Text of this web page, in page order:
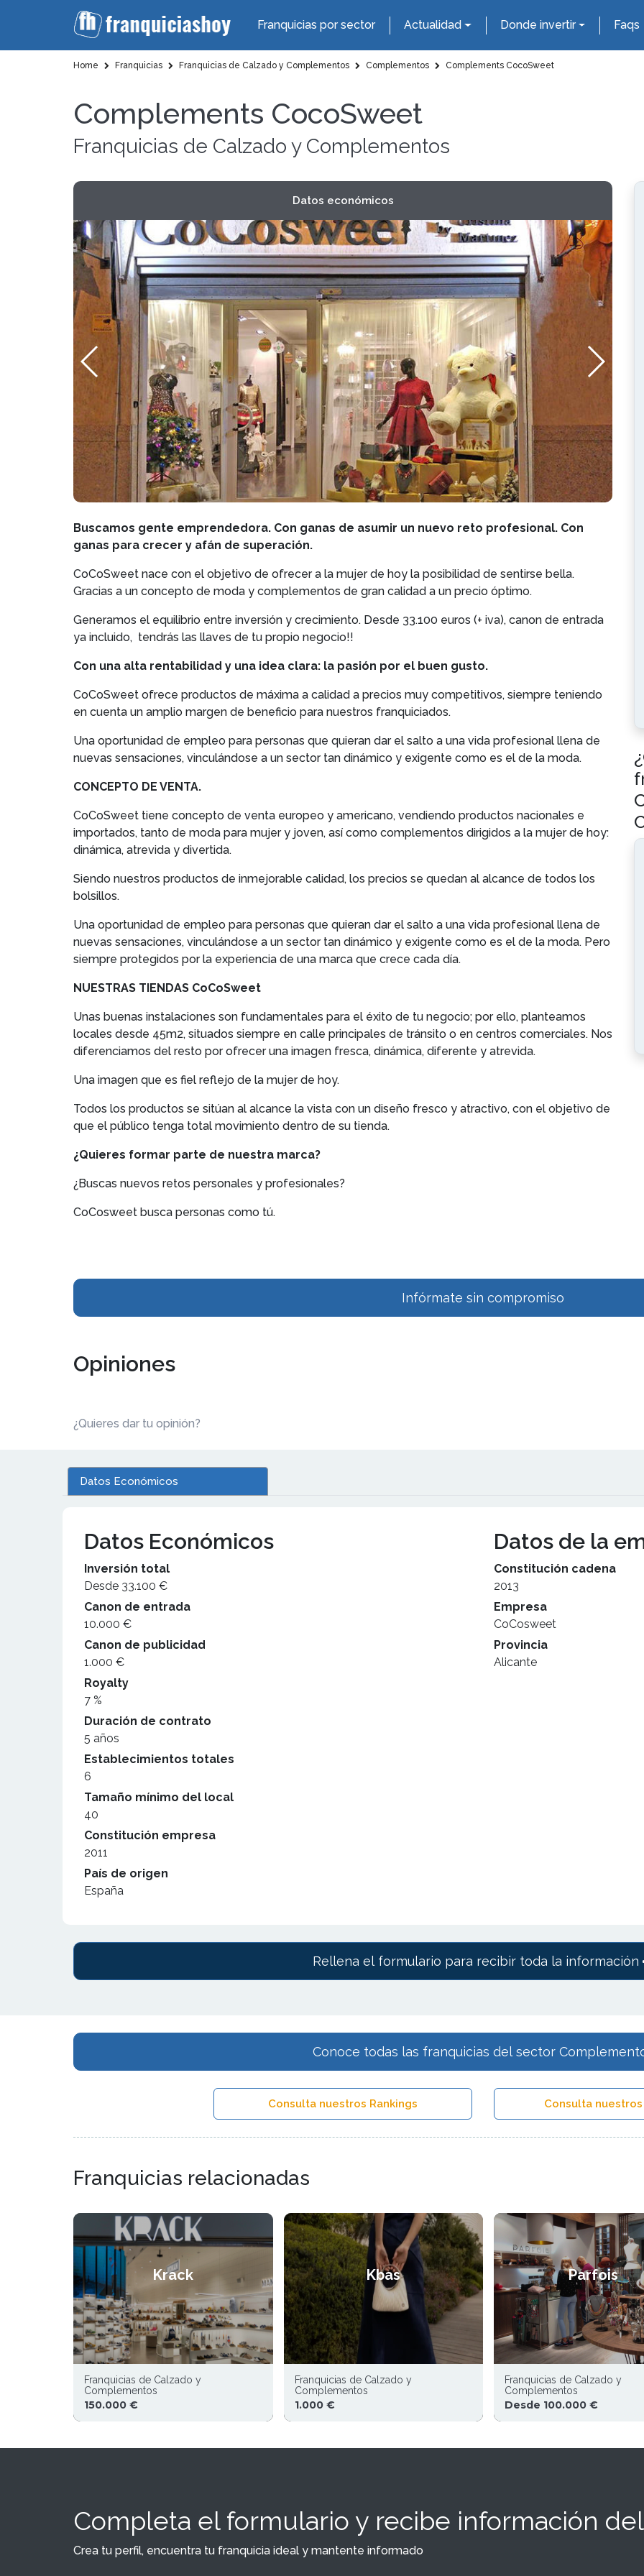
Franquicias por sector Actualidad Donde invertir Faqs
Home Franquicias Franquicias de Calzado y Complementos Complementos Complements CocoSweet
Complements CocoSweet
Franquicias de Calzado y Complementos
Datos económicos
Buscamos gente emprendedora. Con ganas de asumir un nuevo reto profesional. Con
ganas para crecer y afán de superación.
CoCoSweet nace con el objetivo de ofrecer a la mujer de hoy la posibilidad de sentirse bella.
Gracias a un concepto de moda y complementos de gran calidad a un precio óptimo.
Generamos el equilibrio entre inversión y crecimiento. Desde 33.100 euros (+ iva), canon de entrada
ya incluido, tendrás las llaves de tu propio negocio!!
Con una alta rentabilidad y una idea clara: la pasión por el buen gusto.
CoCoSweet ofrece productos de máxima a calidad a precios muy competitivos, siempre teniendo
en cuenta un amplio margen de beneficio para nuestros franquiciados.
Una oportunidad de empleo para personas que quieran dar el salto a una vida profesional llena de
nuevas sensaciones, vinculándose a un sector tan dinámico y exigente como es el de la moda.
CONCEPTO DE VENTA.
CoCoSweet tiene concepto de venta europeo y americano, vendiendo productos nacionales e
importados, tanto de moda para mujer y joven, así como complementos dirigidos a la mujer de hoy:
dinámica, atrevida y divertida.
Siendo nuestros productos de inmejorable calidad, los precios se quedan al alcance de todos los
bolsillos.
Una oportunidad de empleo para personas que quieran dar el salto a una vida profesional llena de
nuevas sensaciones, vinculándose a un sector tan dinámico y exigente como es el de la moda. Pero
siempre protegidos por la experiencia de una marca que crece cada día.
NUESTRAS TIENDAS CoCoSweet
Unas buenas instalaciones son fundamentales para el éxito de tu negocio; por ello, planteamos
locales desde 45m2, situados siempre en calle principales de tránsito o en centros comerciales. Nos
diferenciamos del resto por ofrecer una imagen fresca, dinámica, diferente y atrevida.
Una imagen que es fiel reflejo de la mujer de hoy.
Todos los productos se sitúan al alcance la vista con un diseño fresco y atractivo, con el objetivo de
que el público tenga total movimiento dentro de su tienda.
¿Quieres formar parte de nuestra marca?
¿Buscas nuevos retos personales y profesionales?
CoCosweet busca personas como tú.
Infórmate sin compromiso
Opiniones
¿Quieres dar tu opinión?
Datos Económicos
Datos Económicos
Inversión total
Desde 33.100 €
Canon de entrada
10.000 €
Canon de publicidad
1.000 €
Royalty
7 %
Duración de contrato
5 años
Establecimientos totales
6
Tamaño mínimo del local
40
Constitución empresa
2011
País de origen
España
Datos de la
Constitución cadena
2013
Empresa
CoCosweet
Provincia
Alicante
Rellena el formulario para recibir toda la información
Conoce todas las franquicias del sector
Consulta nuestros Rankings Consulta
Franquicias relacionadas
Krack
Franquicias de Calzado y
Complementos
150.000 €
Kbas
Franquicias de Calzado y
Complementos
1.000 €
Parfois
Franquicias de Calzado y
Complementos
Desde 100.000 €
Completa el formulario y recibe información
Crea tu perfil, encuentra tu franquicia ideal y mantente informado